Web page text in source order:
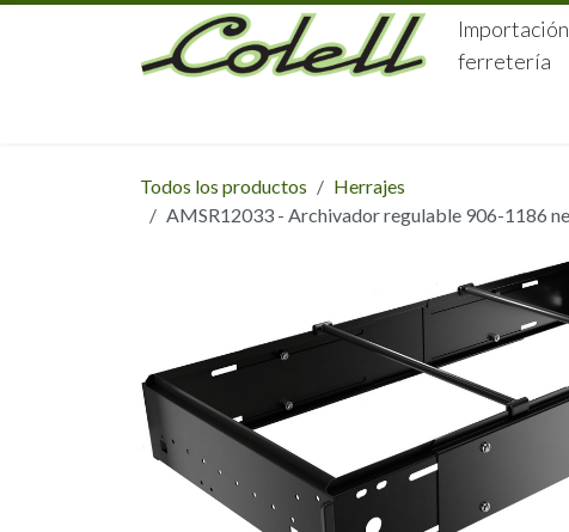
Ir al contenido
ferretería
Todos los productos
Herrajes
AMSR12033 - Archivador regulable 906-1186